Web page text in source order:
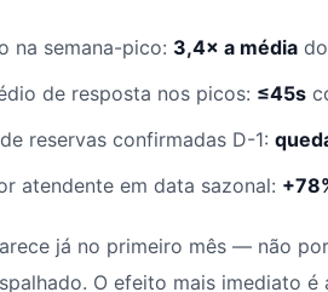
na semana-pico: 3,4× a média
de resposta nos picos: ≤45s
reservas confirmadas D-1:
atendente em data sazonal:
já no primeiro mês — não
O efeito mais imediato